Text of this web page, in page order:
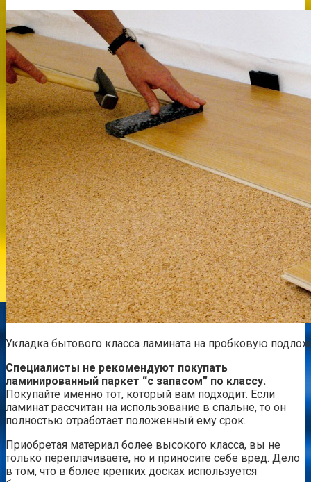
Укладка бытового класса ламината на пробковую
Специалисты не рекомендуют покупать
ламинированный паркет “с запасом” по классу.
Покупайте именно тот, который вам подходит. Если
ламинат рассчитан на использование в спальне, то он
полностью отработает положенный ему срок.
Приобретая материал более высокого класса, вы не
только переплачиваете, но и приносите себе вред. Дело
в том, что в более крепких досках используется